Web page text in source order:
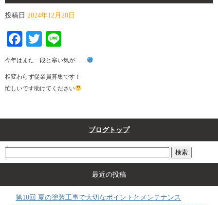
投稿日 2024年12月20日
Facebook
Twitter
今年はまた一段と寒い気が……
相変わらず従業員募集です！
忙しいです助けてください
ブログトップ
最近の投稿
第10回 夏の塗装工事で大切なポイントとメンテナンス